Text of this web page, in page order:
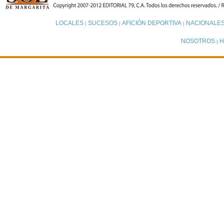
LOCALES| SUCESOS| AFICIÓN DEPORTIVA|
NOSOTROS |